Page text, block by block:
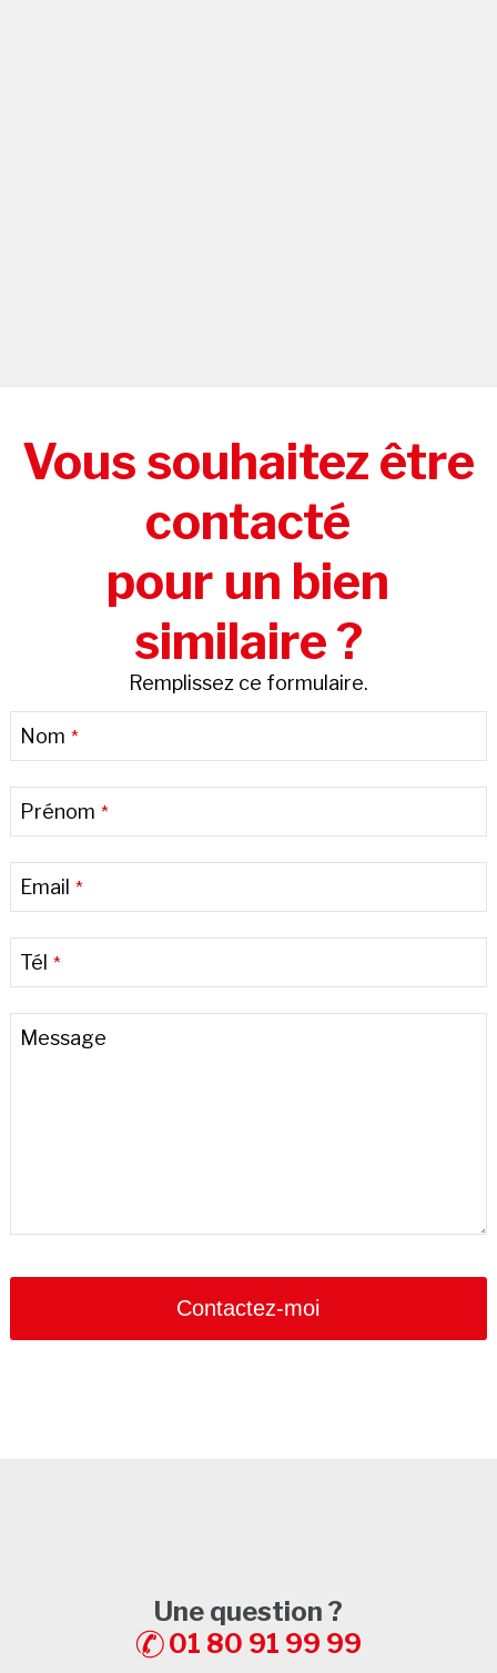
Vous souhaitez être
contacté
pour un bien
similaire ?
Remplissez ce formulaire.
Nom *
Prénom *
Email *
Tél *
Message
Contact
Contactez-moi
Une question ?
01 80 91 99 99